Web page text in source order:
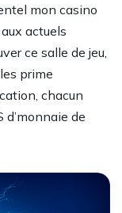
mon casino
actuels
ce salle de jeu,
prime
chacun
de